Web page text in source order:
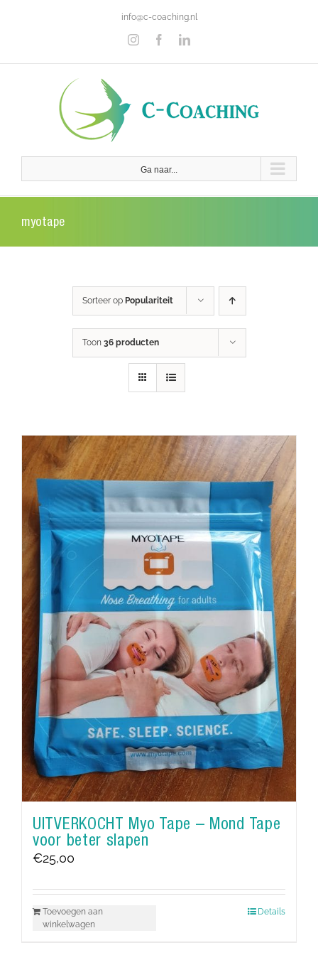
info@c-coaching.nl
InstagramFacebookLinkedIn
Ga naar...
myotape
Sorteer op Populariteit
Toon 36 producten
UITVERKOCHT Myo Tape – Mond Tape
voor beter slapen
€25,00
Toevoegen aan
winkelwagen
Details